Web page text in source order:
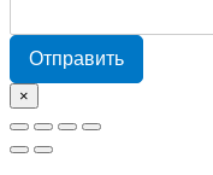
Отправить
×